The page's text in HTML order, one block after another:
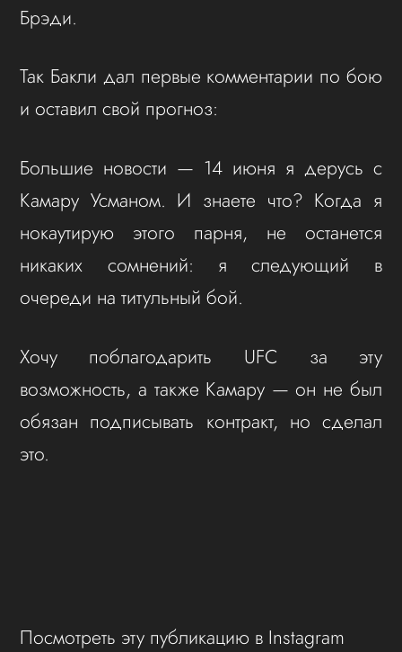
Брэди.
Так Бакли дал первые комментарии по бою
и оставил свой прогноз:
Большие новости — 14 июня я дерусь с
Камару Усманом. И знаете что? Когда я
нокаутирую этого парня, не останется
никаких сомнений: я следующий в
очереди на титульный бой.
Хочу поблагодарить UFC за эту
возможность, а также Камару — он не был
обязан подписывать контракт, но сделал
это.
Посмотреть эту публикацию в Instagram